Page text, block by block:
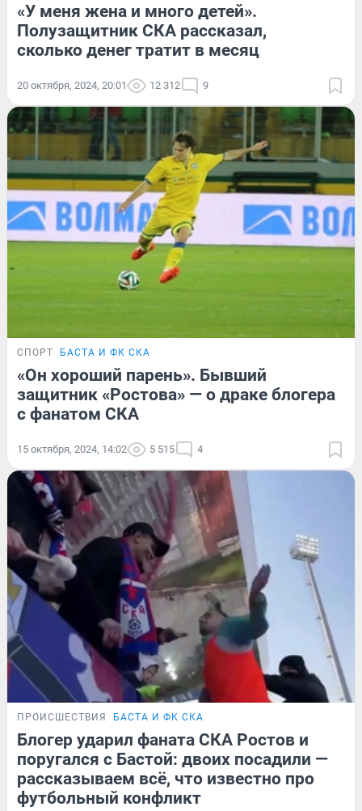
«У меня жена и много детей».
Полузащитник СКА рассказал,
сколько денег тратит в месяц
20 октября, 2024, 20:01 12 312 9
СПОРТ БАСТА И ФК СКА
«Он хороший парень». Бывший
защитник «Ростова» — о драке блогера
с фанатом СКА
15 октября, 2024, 14:02 5 515 4
ПРОИСШЕСТВИЯ БАСТА И ФК СКА
Блогер ударил фаната СКА Ростов и
поругался с Бастой: двоих посадили —
рассказываем всё, что известно про
футбольный конфликт